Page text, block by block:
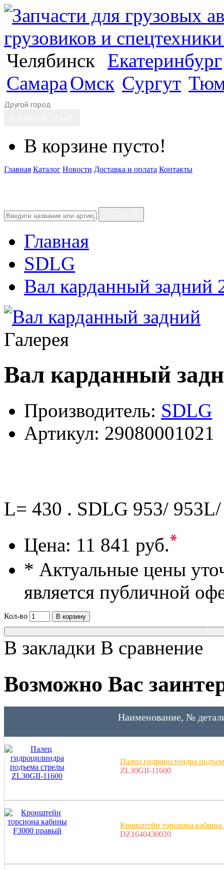
Челябинск
Екатеринбург
СамараОмск Сургут
Другой город
В корзине пусто!
Главная Каталог Новости Доставка и оплата Контакты
Главная
SDLG
Вал карданный задний
Галерея
Вал карданный
Производитель: SDLG
Артикул: 29080001021
L= 430 . SDLG 953/
Цена: 11 841 руб.*
* Актуальные цены
является публичной
Кол-во
В корзину
В закладки В сравнение
Возможно Вас
Наименование, №
Палец гидроцилиндра
ZL30GII-11600
Кронштейн торсиона кабины
DZ1640430020